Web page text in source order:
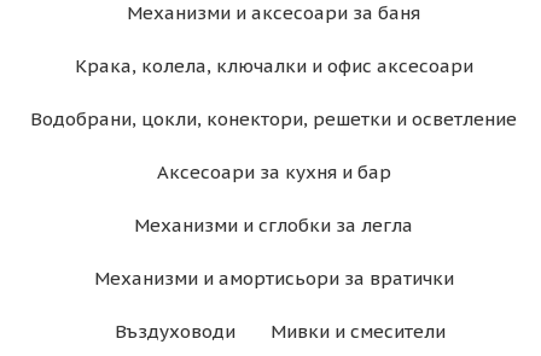
Механизми и аксесоари за баня
Крака, колела, ключалки и офис аксесоари
Водобрани, цокли, конектори, решетки и осветление
Аксесоари за кухня и бар
Механизми и сглобки за легла
Механизми и амортисьори за вратички
Въздуховоди Мивки и смесители